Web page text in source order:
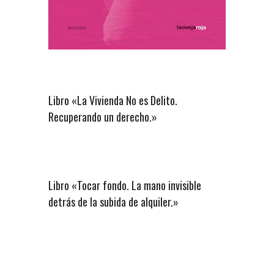
Libro «La Vivienda No es Delito.
Recuperando un derecho.»
Libro «Tocar fondo. La mano invisible
detrás de la subida de alquiler.»